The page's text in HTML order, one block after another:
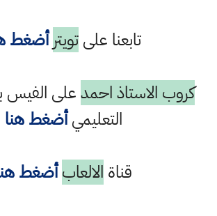
تابعنا علىتويتر أضغط
كروب الاستاذ احمدعلى الفيس
التعليميأضغط هنا
قناة الالعاب أضغط